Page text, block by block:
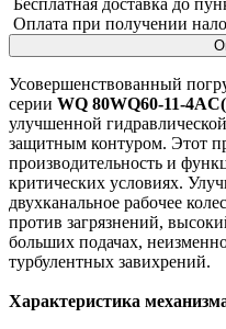
Оплата при получении
Усовершенствованный
серии WQ 80WQ60-11-
улучшенной
защитным контуром. Этот
производительность и
критических условиях.
двухканальное рабочее
против загрязнений,
больших подачах,
турбулентных завихрений.
Характеристика